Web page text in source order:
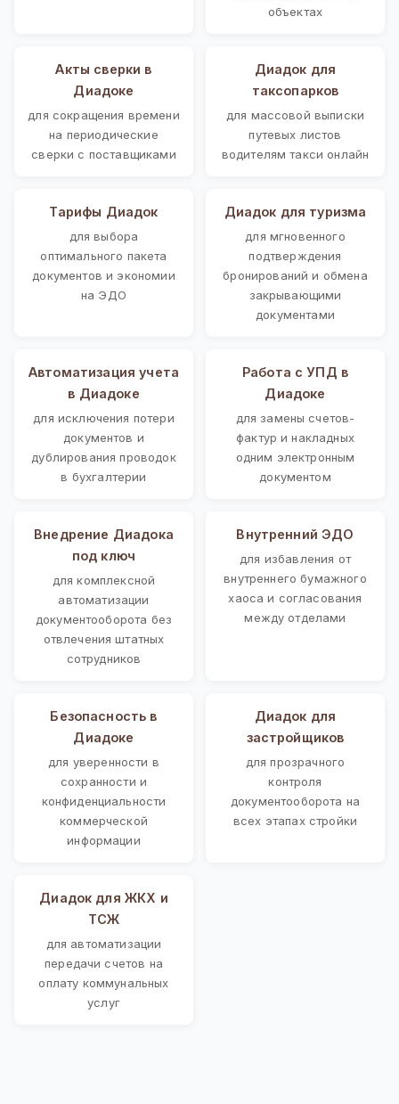
объектах
Акты сверки в
Диадоке
для сокращения времени
на периодические
сверки с поставщиками
Диадок для
таксопарков
для массовой выписки
путевых листов
водителям такси онлайн
Тарифы Диадок
для выбора
оптимального пакета
документов и экономии
на ЭДО
Диадок для туризма
для мгновенного
подтверждения
бронирований и обмена
закрывающими
документами
Автоматизация учета
в Диадоке
для исключения потери
документов и
дублирования проводок
в бухгалтерии
Работа с УПД в
Диадоке
для замены счетов-
фактур и накладных
одним электронным
документом
Внедрение Диадока
под ключ
для комплексной
автоматизации
документооборота без
отвлечения штатных
сотрудников
Внутренний ЭДО
для избавления от
внутреннего бумажного
хаоса и согласования
между отделами
Безопасность в
Диадоке
для уверенности в
сохранности и
конфиденциальности
коммерческой
информации
Диадок для
застройщиков
для прозрачного
контроля
документооборота на
всех этапах стройки
Диадок для ЖКХ и
ТСЖ
для автоматизации
передачи счетов на
оплату коммунальных
услуг